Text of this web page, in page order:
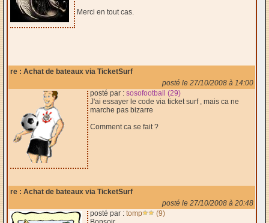
Merci en tout cas.
re : Achat de bateaux via TicketSurf
posté le 27/10/2008 à 14:00
posté par : sosofootball (29)
J'ai essayer le code via ticket surf , mais ca ne
marche pas bizarre
Comment ca se fait ?
re : Achat de bateaux via TicketSurf
posté le 27/10/2008 à 20:48
posté par : tomp
(9)